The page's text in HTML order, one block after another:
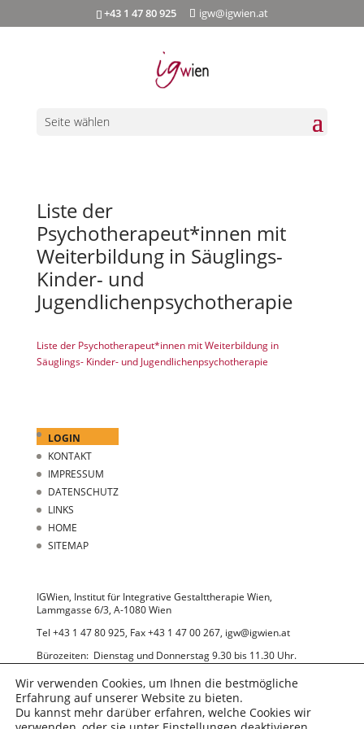
+43 1 47 80 925 igw@igwien.at
Seite wählen
Liste der
Psychotherapeut*innen mit
Weiterbildung in Säuglings-
Kinder- und
Jugendlichenpsychotherapie
Liste der Psychotherapeut*innen mit Weiterbildung in
Säuglings- Kinder- und Jugendlichenpsychotherapie
LOGIN
KONTAKT
IMPRESSUM
DATENSCHUTZ
LINKS
HOME
SITEMAP
IGWien, Institut für Integrative Gestalttherapie Wien,
Lammgasse 6/3, A-1080 Wien
Tel +43 1 47 80 925, Fax +43 1 47 00 267, igw@igwien.at
Bürozeiten: Dienstag und Donnerstag 9.30 bis 11.30 Uhr.
Wir bitten Sie um Terminvereinbarung.
Wir verwenden Cookies, um Ihnen die bestmögliche
Erfahrung auf unserer Website zu bieten.
Du kannst mehr darüber erfahren, welche Cookies wir